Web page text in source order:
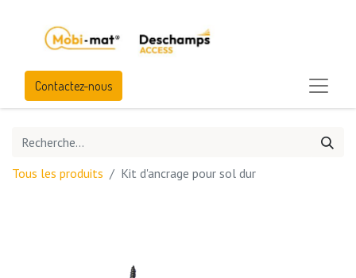
Contactez-nous
Tous les produits Kit d'ancrage pour sol dur